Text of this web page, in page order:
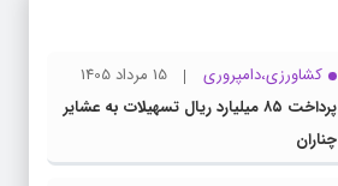
کشاورزی،دامپروری
15 مرداد 1405
پرداخت ۸۵ میلیارد ریال تسهیلات به عشایر
چناران